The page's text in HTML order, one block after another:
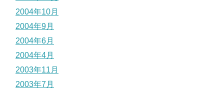
2004年10月
2004年9月
2004年6月
2004年4月
2003年11月
2003年7月